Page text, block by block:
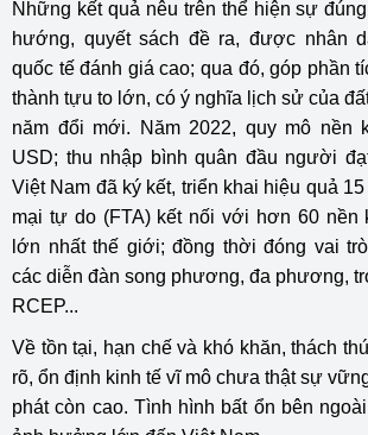
Những kết quả nêu trên thể hiện sự
hướng, quyết sách đề ra, được nhân
quốc tế đánh giá cao; qua đó, góp phần
thành tựu to lớn, có ý nghĩa lịch sử của
năm đổi mới. Năm 2022, quy mô nền
USD; thu nhập bình quân đầu người
Việt Nam đã ký kết, triển khai hiệu quả
mại tự do (FTA) kết nối với hơn 60 nền
lớn nhất thế giới; đồng thời đóng vai
các diễn đàn song phương, đa phương,
RCEP...
Về tồn tại, hạn chế và khó khăn, thách
rõ, ổn định kinh tế vĩ mô chưa thật sự
phát còn cao. Tình hình bất ổn bên